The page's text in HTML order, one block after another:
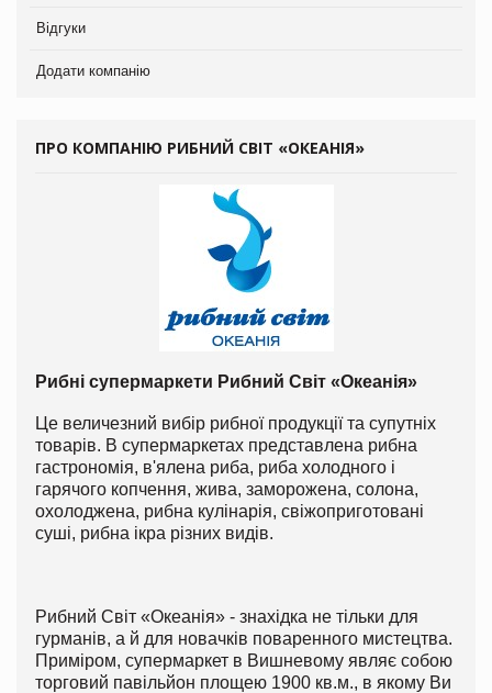
Відгуки
Додати компанію
ПРО КОМПАНІЮ РИБНИЙ СВІТ «ОКЕАНІЯ»
Рибні супермаркети Рибний Світ «Океанія»
Це величезний вибір рибної продукції та супутніх
товарів. В супермаркетах представлена рибна
гастрономія, в'ялена риба, риба холодного і
гарячого копчення, жива, заморожена, солона,
охолоджена, рибна кулінарія, свіжоприготовані
суші, рибна ікра різних видів.
Рибний Світ «Океанія» - знахідка не тільки для
гурманів, а й для новачків поваренного мистецтва.
Приміром, супермаркет в Вишневому являє собою
торговий павільйон площею 1900 кв.м., в якому Ви